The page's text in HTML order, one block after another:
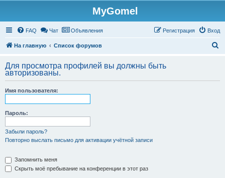
MyGomel
FAQ Чат Объявления Вход
Регистрация
На главную Список форумов
с
Для просмотра профилей вы должны быть
авторизованы.
Имя пользователя:
Пароль:
Забыли пароль?
Повторно выслать письмо для активации учётной записи
Запомнить меня
Скрыть моё пребывание на конференции в этот раз